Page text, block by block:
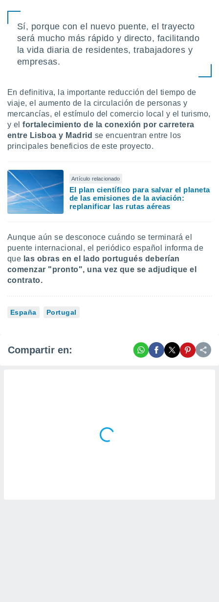
Sí, porque con el nuevo puente, el trayecto
será mucho más rápido y directo, facilitando
la vida diaria de residentes, trabajadores y
empresas.
En definitiva, la importante reducción del tiempo de
viaje, el aumento de la circulación de personas y
mercancías, el estímulo del comercio local y el turismo,
y el fortalecimiento de la conexión por carretera
entre Lisboa y Madrid se encuentran entre los
principales beneficios de este proyecto.
Artículo relacionado
El plan científico para salvar el planeta
de las emisiones de la aviación:
replanificar las rutas aéreas
Aunque aún se desconoce cuándo se terminará el
puente internacional, el periódico español informa de
que las obras en el lado portugués deberían
comenzar "pronto", una vez que se adjudique el
contrato.
España Portugal
Compartir en: